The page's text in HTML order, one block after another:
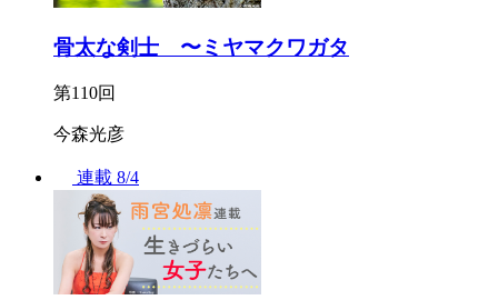
骨太な剣士 〜ミヤマクワガタ
第110回
今森光彦
連載 8/4